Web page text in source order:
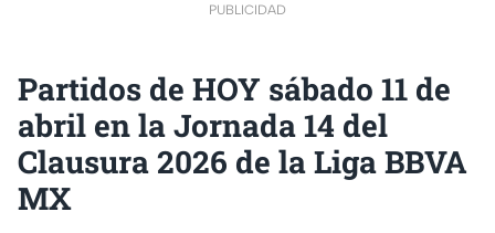
PUBLICIDAD
Partidos de HOY sábado 11 de
abril en la Jornada 14 del
Clausura 2026 de la Liga BBVA
MX